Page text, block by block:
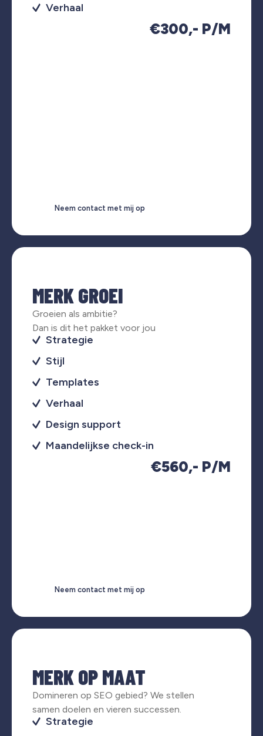
Verhaal
€300,- P/M
Neem contact met mij op
MERK GROEI
Groeien als ambitie?
Dan is dit het pakket voor jou
Strategie
Stijl
Templates
Verhaal
Design support
Maandelijkse check-in
€560,- P/M
Neem contact met mij op
MERK OP MAAT
Domineren op SEO gebied? We stellen
samen doelen en vieren successen.
Strategie